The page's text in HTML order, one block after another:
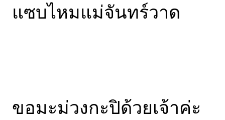
แซบไหมแม่จันทร์วาด
ขอมะม่วงกะปิด้วยเจ้าค่ะ